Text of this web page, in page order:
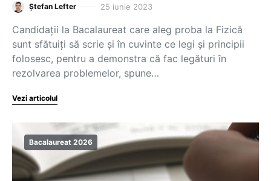
Ștefan Lefter 25 iunie 2023
Candidații la Bacalaureat care aleg proba la Fizică
sunt sfătuiți să scrie și în cuvinte ce legi și principii
folosesc, pentru a demonstra că fac legături în
rezolvarea problemelor, spune…
Vezi articolul
Bacalaureat 2026